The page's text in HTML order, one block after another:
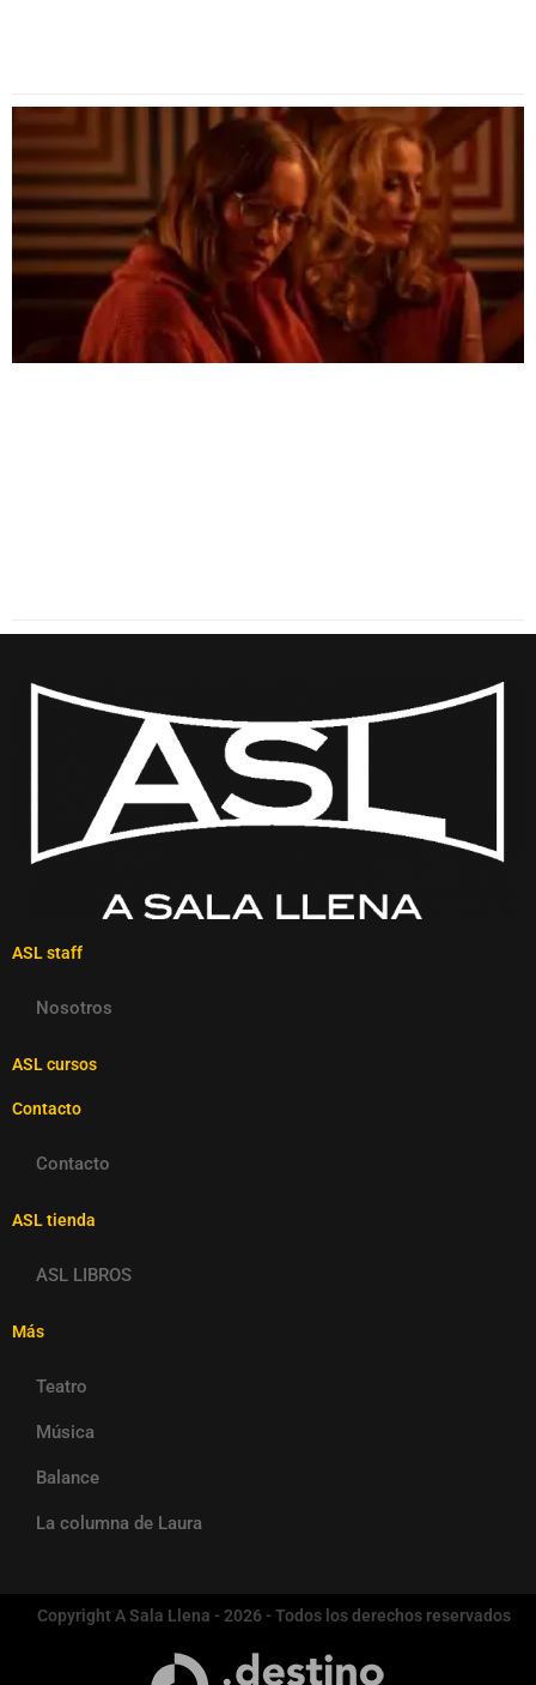
ASL staff
Nosotros
ASL cursos
Contacto
Contacto
ASL tienda
ASL LIBROS
Más
Teatro
Música
Balance
La columna de Laura
Copyright A Sala Llena - 2026 - Todos los derechos reservados